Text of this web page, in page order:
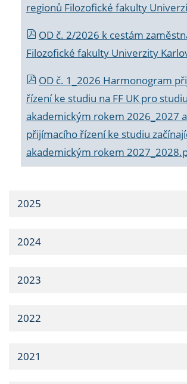
regionů Filozofické fakulty
OD č. 2/2026 k cestám
Filozofické fakulty Univerzity
OD č. 1_2026 Harmonogram
řízení ke studiu na FF UK pro
akademickým rokem 2026_2027
přijímacího řízení ke studiu
akademickým rokem
2025
2024
2023
2022
2021